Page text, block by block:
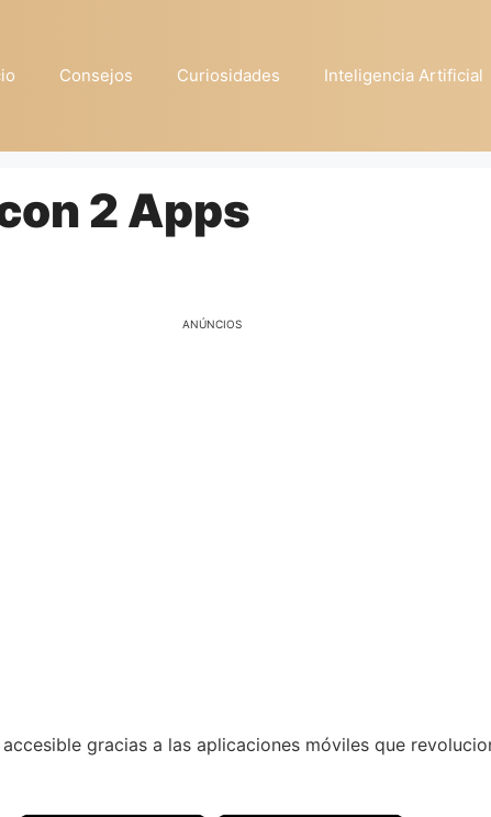
Consejos Curiosidades Inteligencia Artificial
2 Apps
ANÚNCIOS
gracias a las aplicaciones móviles que